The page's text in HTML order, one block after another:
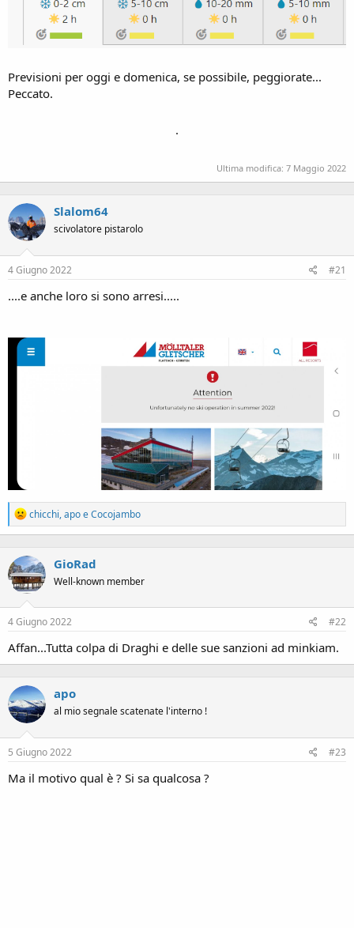
Previsioni per oggi e domenica, se possibile, peggiorate...
Peccato.
.
Ultima modifica: 7 Maggio 2022
Slalom64
scivolatore pistarolo
4 Giugno 2022 #21
....e anche loro si sono arresi.....
R
e
a
t
i
o
n
:
chicchi,apoeCocojambo
GioRad
Well-known member
4 Giugno 2022 #22
Affan...Tutta colpa di Draghi e delle sue sanzioni ad minkiam.
apo
al mio segnale scatenate l'interno !
5 Giugno 2022 #23
Ma il motivo qual è ? Si sa qualcosa ?